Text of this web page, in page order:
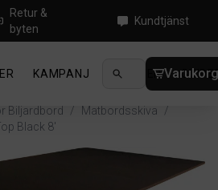
Retur &
byten
Kundtjänst
KAMPANJ NYHETER
Biljardbord / Matbordsskiva
/
Black 8'